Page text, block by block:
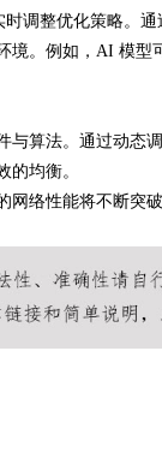
调整优化策略。
境。例如，AI 模
与算法。通过动态
的均衡。
网络性能将不断突